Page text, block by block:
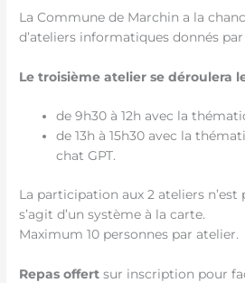
La Commune de Marchin a la
d’ateliers informatiques donnés
Le troisième atelier se déroulera
de 9h30 à 12h avec la
de 13h à 15h30 avec la
chat GPT.
La participation aux 2 ateliers n’est
s’agit d’un système à la carte.
Maximum 10 personnes par atelier.
Repas offert sur inscription pour